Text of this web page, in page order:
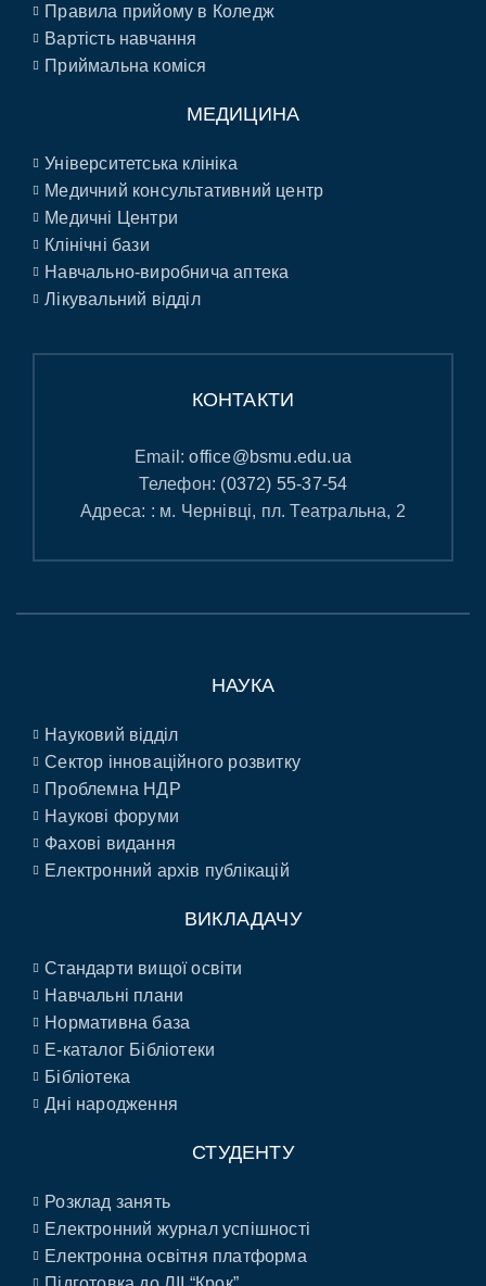
Правила прийому в Коледж
Вартість навчання
Приймальна коміся
МЕДИЦИНА
Університетська клініка
Медичний консультативний центр
Медичні Центри
Клінічні бази
Навчально-виробнича аптека
Лікувальний відділ
КОНТАКТИ
Email:office@bsmu.edu.ua
Телефон: (0372) 55-37-54
Адреса: : м. Чернівці, пл. Театральна, 2
НАУКА
Науковий відділ
Сектор інноваційного розвитку
Проблемна НДР
Наукові форуми
Фахові видання
Електронний архів публікацій
ВИКЛАДАЧУ
Стандарти вищої освіти
Навчальні плани
Нормативна база
E-каталог Бібліотеки
Бібліотека
Дні народження
СТУДЕНТУ
Розклад занять
Електронний журнал успішності
Електронна освітня платформа